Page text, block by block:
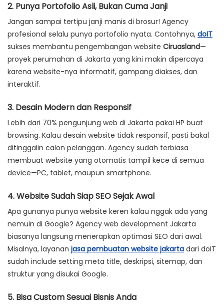
2. Punya Portofolio Asli, Bukan Cuma Janji
Jangan sampai tertipu janji manis di brosur! Agency
profesional selalu punya portofolio nyata. Contohnya, doIT
sukses membantu pengembangan website Ciruasland—
proyek perumahan di Jakarta yang kini makin dipercaya
karena website-nya informatif, gampang diakses, dan
interaktif.
3. Desain Modern dan Responsif
Lebih dari 70% pengunjung web di Jakarta pakai HP buat
browsing. Kalau desain website tidak responsif, pasti bakal
ditinggalin calon pelanggan. Agency sudah terbiasa
membuat website yang otomatis tampil kece di semua
device—PC, tablet, maupun smartphone.
4. Website Sudah Siap SEO Sejak Awal
Apa gunanya punya website keren kalau nggak ada yang
nemuin di Google? Agency web development Jakarta
biasanya langsung menerapkan optimasi SEO dari awal.
Misalnya, layanan jasa pembuatan website jakarta dari doIT
sudah include setting meta title, deskripsi, sitemap, dan
struktur yang disukai Google.
5. Bisa Custom Sesuai Bisnis Anda